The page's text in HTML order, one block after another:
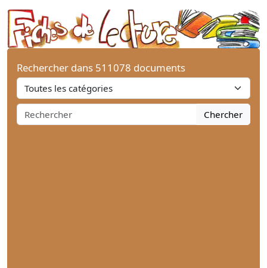
Rechercher dans 511078 documents
Chercher